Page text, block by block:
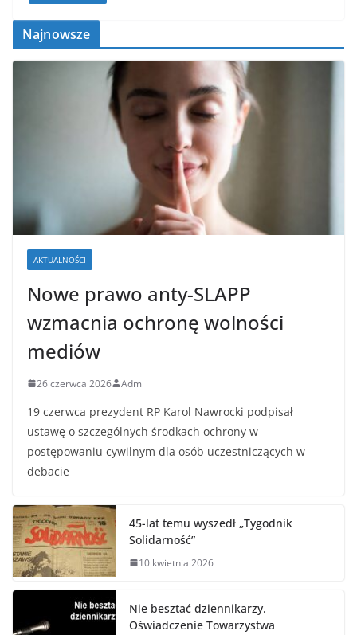
Najnowsze
AKTUALNOŚCI
Nowe prawo anty-SLAPP
wzmacnia ochronę wolności
mediów
26 czerwca 2026 Adm
19 czerwca prezydent RP Karol Nawrocki podpisał
ustawę o szczególnych środkach ochrony w
postępowaniu cywilnym dla osób uczestniczących w
debacie
45-lat temu wyszedł „Tygodnik
Solidarność”
10 kwietnia 2026
Nie besztać dziennikarzy.
Oświadczenie Towarzystwa